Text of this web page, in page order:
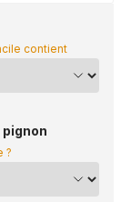
contient
?